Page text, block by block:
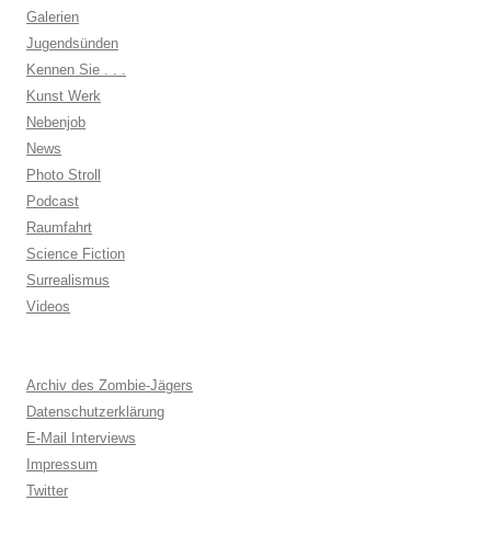
Galerien
Jugendsünden
Kennen Sie . . .
Kunst Werk
Nebenjob
News
Photo Stroll
Podcast
Raumfahrt
Science Fiction
Surrealismus
Videos
Archiv des Zombie-Jägers
Datenschutzerklärung
E-Mail Interviews
Impressum
Twitter